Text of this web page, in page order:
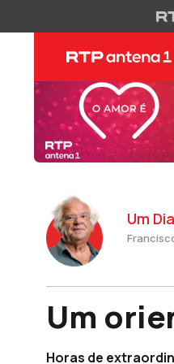
Um
Um
Horas de